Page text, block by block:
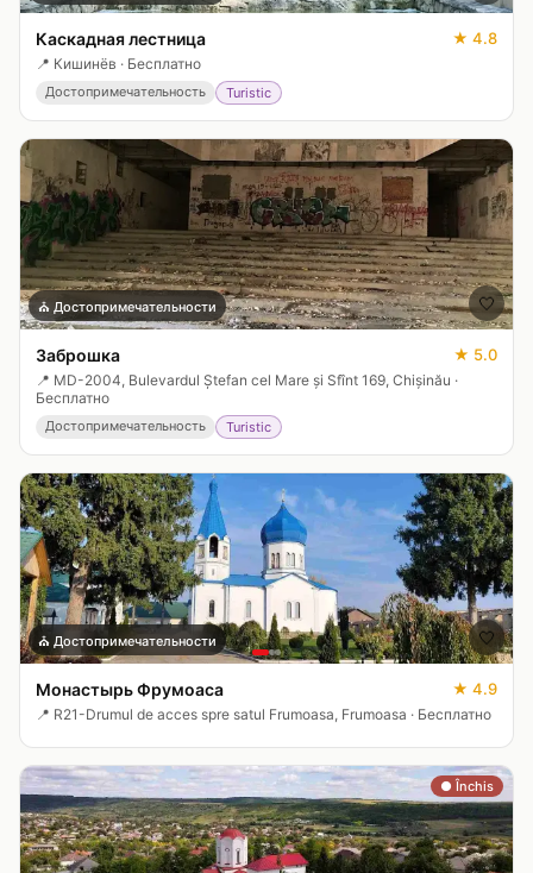
Каскадная лестница ★ 4.8
📍 Кишинёв · Бесплатно
Достопримечательность Turistic
⛪ Достопримечательности 🤍
Заброшка ★ 5.0
📍 MD-2004, Bulevardul Ștefan cel Mare și Sfînt 169, Chișinău ·
Бесплатно
Достопримечательность Turistic
⛪ Достопримечательности 🤍
Монастырь Фрумоаса ★ 4.9
📍 R21-Drumul de acces spre satul Frumoasa, Frumoasa · Бесплатно
● Închis